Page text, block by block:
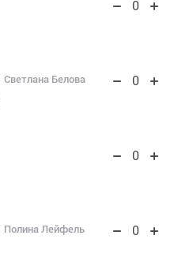
0
Светлана Белова 0
0
Полина Лейфель 0